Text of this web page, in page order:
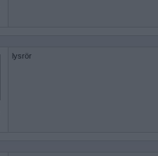
lysrör